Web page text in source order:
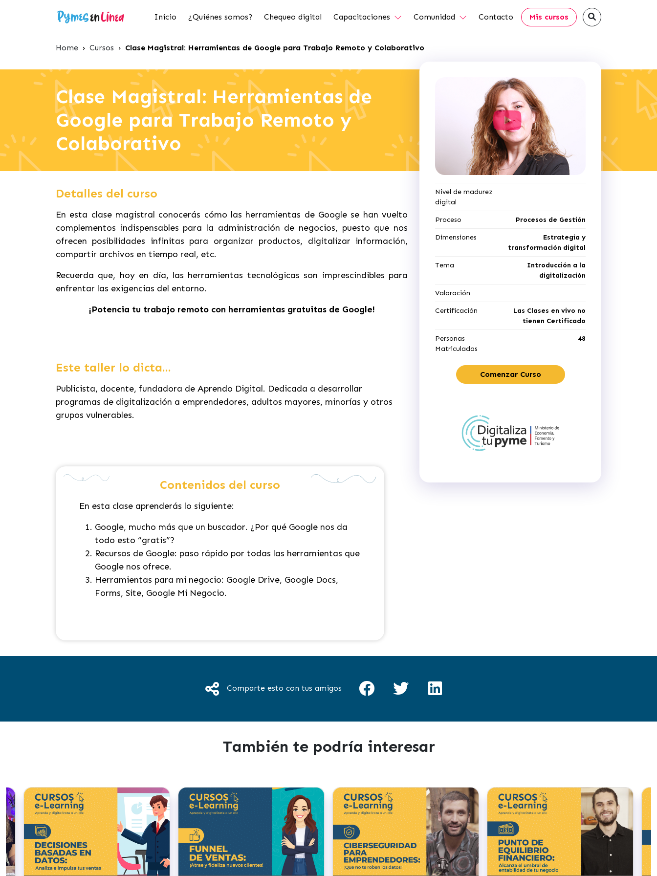
Inicio ¿Quiénes somos? Chequeo digital Capacitaciones Comunidad Contacto Mis cursos
Home › Cursos › Clase Magistral: Herramientas de Google para Trabajo Remoto y Colaborativo
Clase Magistral: Herramientas de
Google para Trabajo Remoto y
Colaborativo
Nivel de madurez
digital
Proceso Procesos de Gestión
Dimensiones
Estrategia y
transformación digital
Tema
Introducción a la
digitalización
Valoración
Certificación
Las Clases en vivo no
tienen Certificado
Personas
Matriculadas
48
Comenzar Curso
Detalles del curso
En esta clase magistral conocerás cómo las herramientas de Google se han vuelto
complementos indispensables para la administración de negocios, puesto que nos
ofrecen posibilidades infinitas para organizar productos, digitalizar información,
compartir archivos en tiempo real, etc.
Recuerda que, hoy en día, las herramientas tecnológicas son imprescindibles para
enfrentar las exigencias del entorno.
¡Potencia tu trabajo remoto con herramientas gratuitas de Google!
Este taller lo dicta...
Publicista, docente, fundadora de Aprendo Digital. Dedicada a desarrollar
programas de digitalización a emprendedores, adultos mayores, minorías y otros
grupos vulnerables.
Contenidos del curso
En esta clase aprenderás lo siguiente:
Google, mucho más que un buscador. ¿Por qué Google nos da
todo esto “gratis”?
Recursos de Google: paso rápido por todas las herramientas que
Google nos ofrece.
Herramientas para mi negocio: Google Drive, Google Docs,
Forms, Site, Google Mi Negocio.
Comparte esto con tus amigos
También te podría interesar